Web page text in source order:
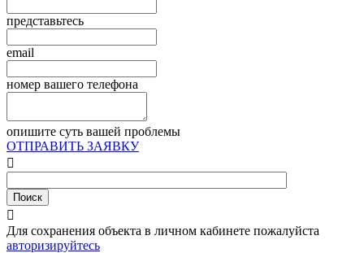
представьтесь
email
номер вашего телефона
опишите суть вашей проблемы
ОТПРАВИТЬ ЗАЯВКУ


Для сохранения объекта в личном кабинете пожалуйста
авторизируйтесь